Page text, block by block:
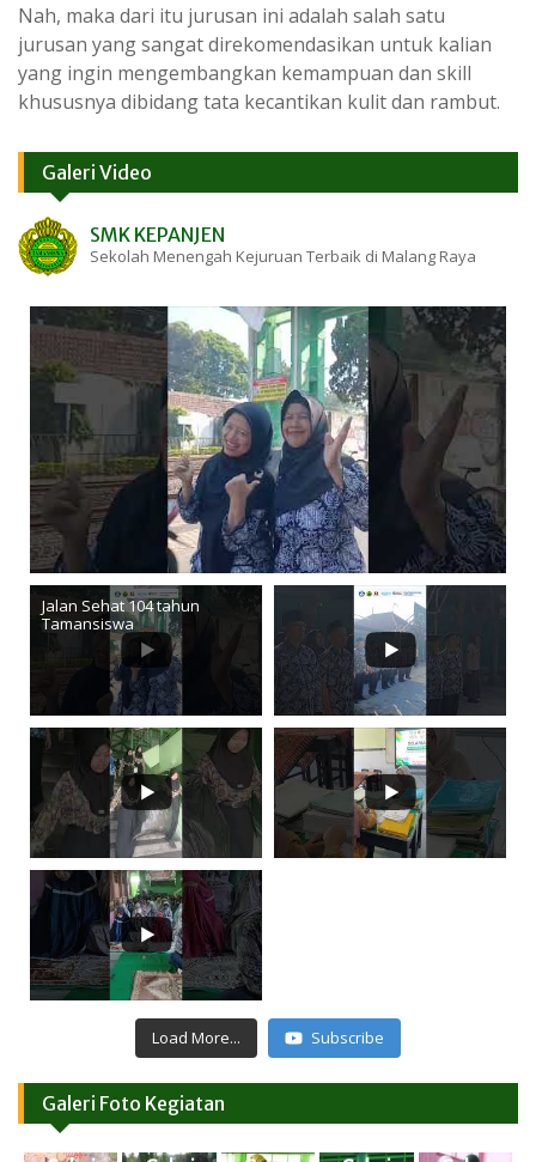
Nah, maka dari itu jurusan ini adalah salah satu
jurusan yang sangat direkomendasikan untuk kalian
yang ingin mengembangkan kemampuan dan skill
khususnya dibidang tata kecantikan kulit dan rambut.
Galeri Video
SMK KEPANJEN
Sekolah Menengah Kejuruan Terbaik di Malang Raya
Jalan Sehat 104 tahun
Tamansiswa
Load More... Subscribe
Galeri Foto Kegiatan